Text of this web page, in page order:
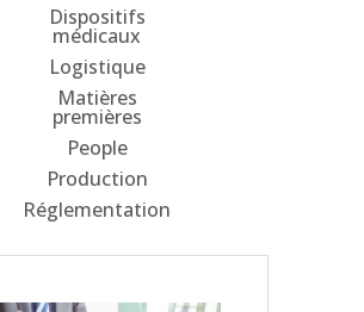
Dispositifs
médicaux
Logistique
Matières
premières
People
Production
Réglementation